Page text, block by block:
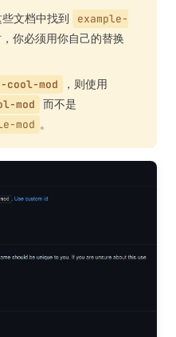
文档中找到
example-
你必须用你自己的替换
cool-mod
，则使用
mod
而不是
mod 。